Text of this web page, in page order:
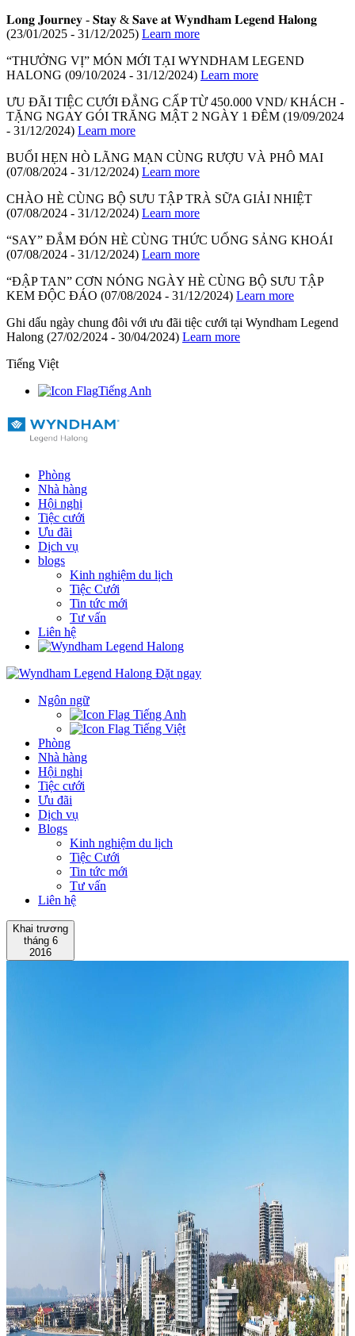
𝐋𝐨𝐧𝐠 𝐉𝐨𝐮𝐫𝐧𝐞𝐲 - 𝐒𝐭𝐚𝐲 & 𝐒𝐚𝐯𝐞 𝐚𝐭 𝐖𝐲𝐧𝐝𝐡𝐚𝐦 𝐋𝐞𝐠𝐞𝐧𝐝 𝐇𝐚𝐥𝐨𝐧𝐠
(23/01/2025 - 31/12/2025) Learn more
“THƯỞNG VỊ” MÓN MỚI TẠI WYNDHAM LEGEND
HALONG (09/10/2024 - 31/12/2024) Learn more
ƯU ĐÃI TIỆC CƯỚI ĐẲNG CẤP TỪ 450.000 VND/ KHÁCH -
TẶNG NGAY GÓI TRĂNG MẬT 2 NGÀY 1 ĐÊM (19/09/2024
- 31/12/2024) Learn more
BUỔI HẸN HÒ LÃNG MẠN CÙNG RƯỢU VÀ PHÔ MAI
(07/08/2024 - 31/12/2024) Learn more
CHÀO HÈ CÙNG BỘ SƯU TẬP TRÀ SỮA GIẢI NHIỆT
(07/08/2024 - 31/12/2024) Learn more
“SAY” ĐẮM ĐÓN HÈ CÙNG THỨC UỐNG SẢNG KHOÁI
(07/08/2024 - 31/12/2024) Learn more
“ĐẬP TAN” CƠN NÓNG NGÀY HÈ CÙNG BỘ SƯU TẬP
KEM ĐỘC ĐÁO (07/08/2024 - 31/12/2024) Learn more
Ghi dấu ngày chung đôi với ưu đãi tiệc cưới tại Wyndham Legend
Halong (27/02/2024 - 30/04/2024) Learn more
Tiếng Việt
Tiếng Anh
Phòng
Nhà hàng
Hội nghị
Tiệc cưới
Ưu đãi
Dịch vụ
blogs
Kinh nghiệm du lịch
Tiệc Cưới
Tin tức mới
Tư vấn
Liên hệ
Đặt ngay
Ngôn ngữ
Tiếng Anh
Tiếng Việt
Phòng
Nhà hàng
Hội nghị
Tiệc cưới
Ưu đãi
Dịch vụ
Blogs
Kinh nghiệm du lịch
Tiệc Cưới
Tin tức mới
Tư vấn
Liên hệ
Khai trương
tháng 6
2016